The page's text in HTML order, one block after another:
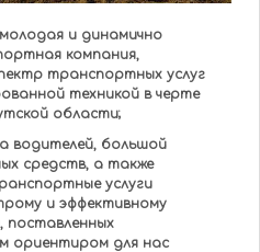
и динамично
компания,
транспортных услуг
техникой в черте
области;
водителей, большой
средств, а также
услуги
и эффективному
поставленных